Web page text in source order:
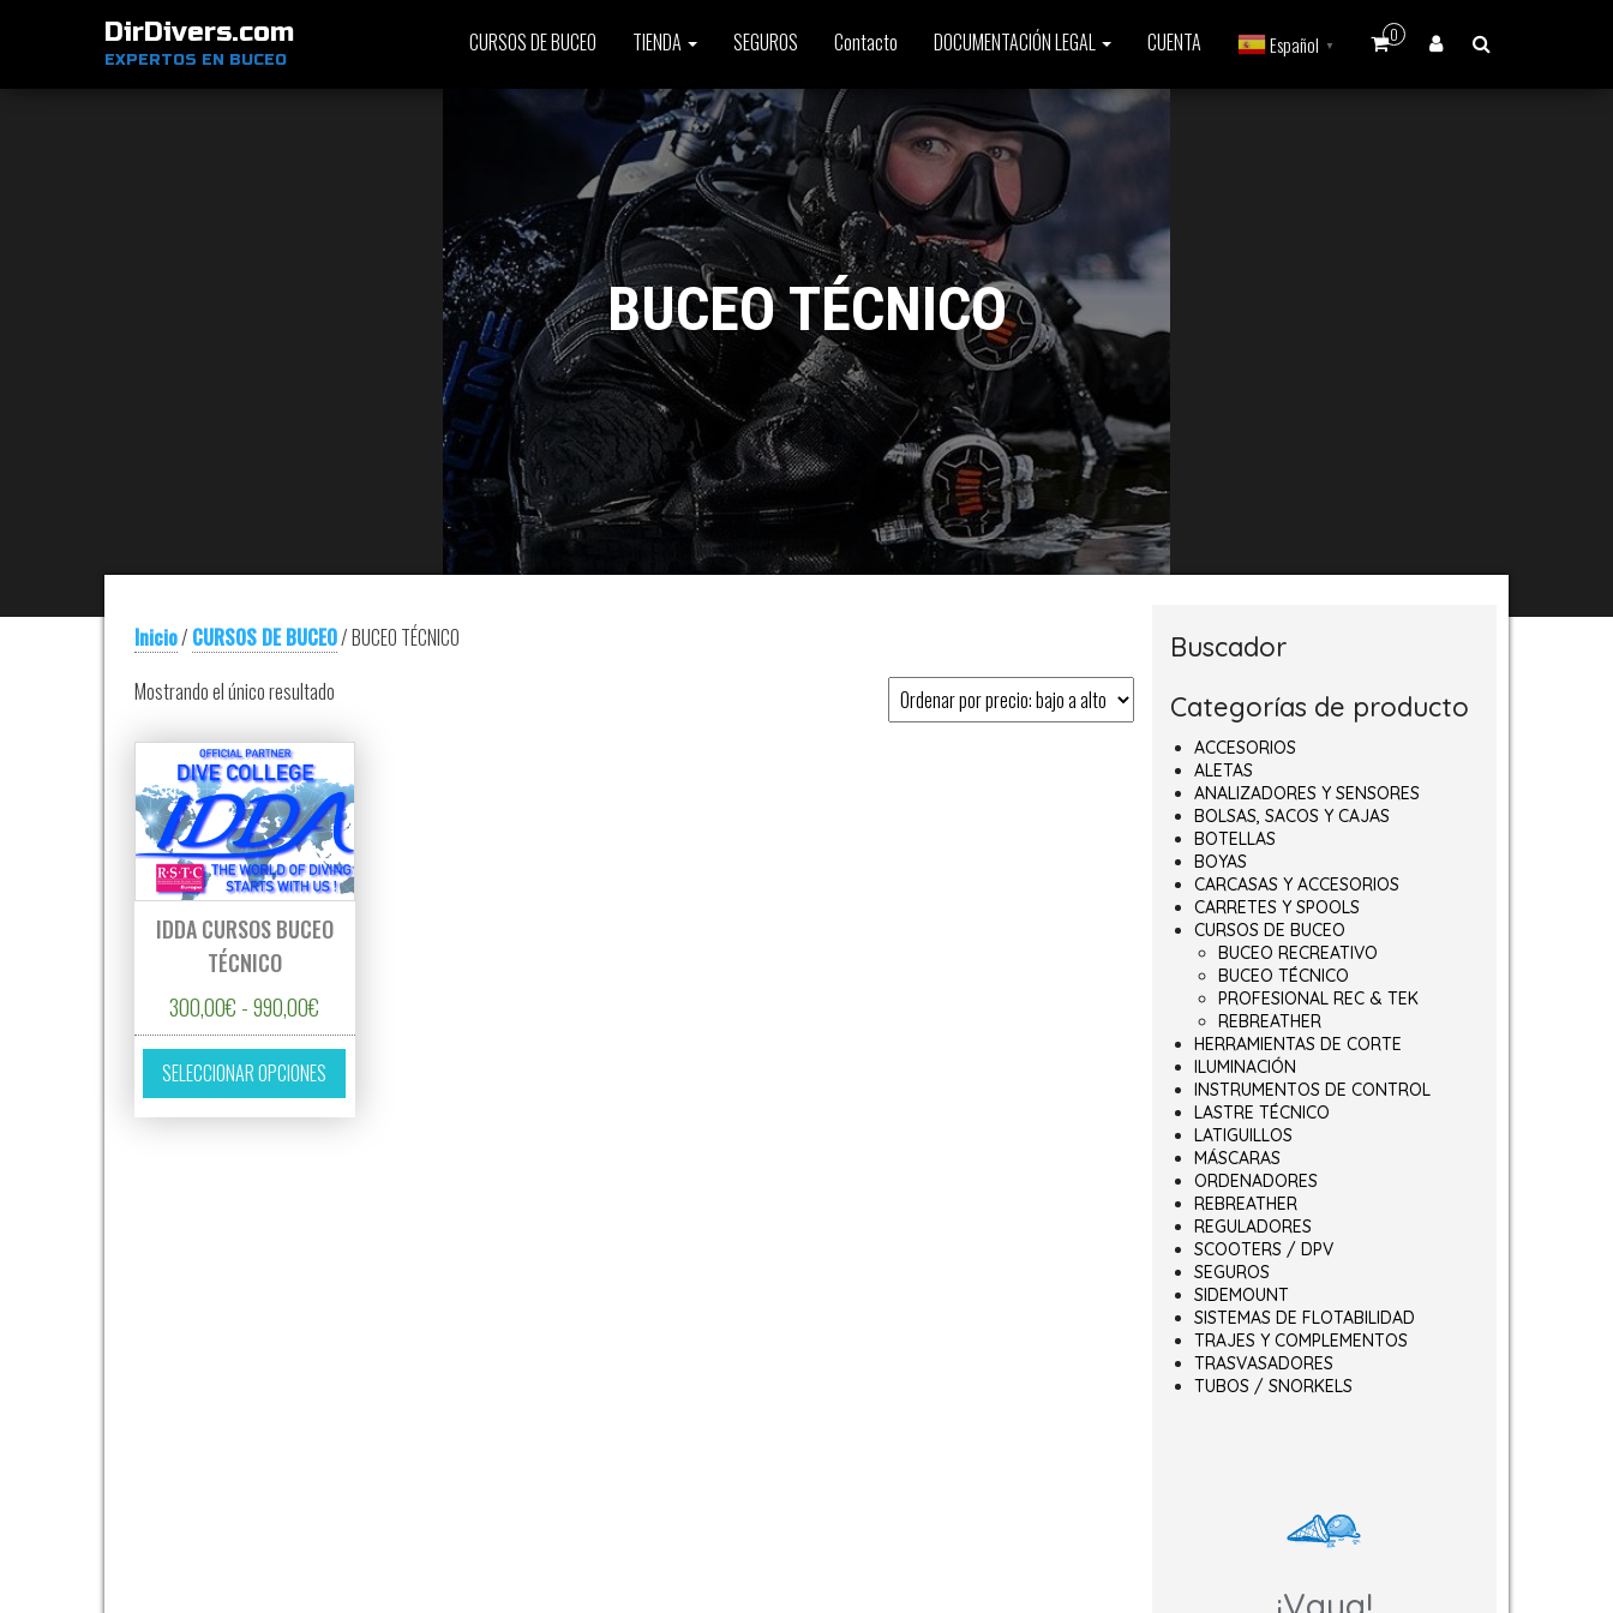
DirDivers.com
EXPERTOS EN BUCEO
0
CURSOS DE BUCEO TIENDA SEGUROS Contacto DOCUMENTACIÓN LEGAL CUENTA Español ▼
BUCEO TÉCNICO
Inicio/ CURSOS DE BUCEO/ BUCEO TÉCNICO
Mostrando el único resultado
IDDA CURSOS BUCEO
TÉCNICO
300,00€ - 990,00€
SELECCIONAR OPCIONES
Buscador
Categorías de producto
ACCESORIOS
ALETAS
ANALIZADORES Y SENSORES
BOLSAS, SACOS Y CAJAS
BOTELLAS
BOYAS
CARCASAS Y ACCESORIOS
CARRETES Y SPOOLS
CURSOS DE BUCEO
BUCEO RECREATIVO
BUCEO TÉCNICO
PROFESIONAL REC & TEK
REBREATHER
HERRAMIENTAS DE CORTE
ILUMINACIÓN
INSTRUMENTOS DE CONTROL
LASTRE TÉCNICO
LATIGUILLOS
MÁSCARAS
ORDENADORES
REBREATHER
REGULADORES
SCOOTERS / DPV
SEGUROS
SIDEMOUNT
SISTEMAS DE FLOTABILIDAD
TRAJES Y COMPLEMENTOS
TRASVASADORES
TUBOS / SNORKELS